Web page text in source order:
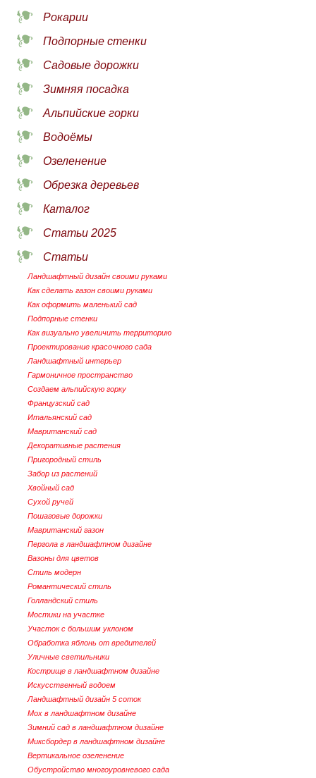
Рокарии
Подпорные стенки
Садовые дорожки
Зимняя посадка
Альпийские горки
Водоёмы
Озеленение
Обрезка деревьев
Каталог
Статьи 2025
Статьи
Ландшафтный дизайн своими руками
Как сделать газон своими руками
Как оформить маленький сад
Подпорные стенки
Как визуально увеличить территорию
Проектирование красочного сада
Ландшафтный интерьер
Гармоничное пространство
Создаем альпийскую горку
Французский сад
Итальянский сад
Мавританский сад
Декоративные растения
Пригородный стиль
Забор из растений
Хвойный сад
Сухой ручей
Пошаговые дорожки
Мавританский газон
Пергола в ландшафтном дизайне
Вазоны для цветов
Стиль модерн
Романтический стиль
Голландский стиль
Мостики на участке
Участок с большим уклоном
Обработка яблонь от вредителей
Уличные светильники
Кострище в ландшафтном дизайне
Искусственный водоем
Ландшафтный дизайн 5 соток
Мох в ландшафтном дизайне
Зимний сад в ландшафтном дизайне
Миксбордер в ландшафтном дизайне
Вертикальное озеленение
Обустройство многоуровневого сада